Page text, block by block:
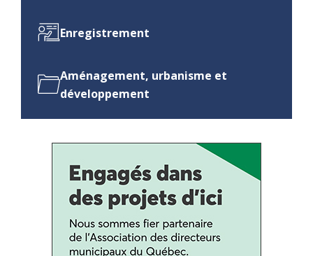
Enregistrement
Aménagement, urbanisme et
développement